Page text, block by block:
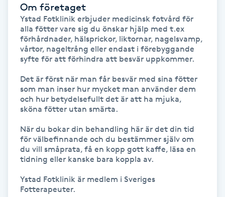
Fransförlängning Volym
Fransk manikyr
Frekvensterapi
Friskvård
Friskvårdsmassage
Frisör
Om företaget
Ystad Fotklinik erbjuder medicinsk fotvård för
alla fötter vare sig du önskar hjälp med t.ex
förhårdnader, hälsprickor, liktornar, nagelsvamp,
vårtor, nageltrång eller endast i förebyggande
syfte för att förhindra att besvär uppkommer.
Det är först när man får besvär med sina fötter
som man inser hur mycket man använder dem
och hur betydelsefullt det är att ha mjuka,
sköna fötter utan smärta.
När du bokar din behandling här är det din tid
för välbefinnande och du bestämmer själv om
du vill småprata, få en kopp gott kaffe, läsa en
tidning eller kanske bara koppla av.
Ystad Fotklinik är medlem i Sveriges
Fotterapeuter.